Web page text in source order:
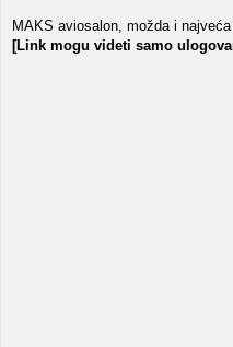
MAKS aviosalon, možda i
[Link mogu videti samo